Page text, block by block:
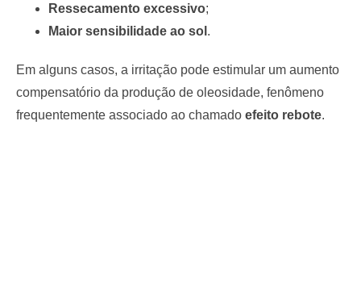
Ressecamento excessivo;
Maior sensibilidade ao sol .
Em alguns casos, a irritação pode estimular um aumento
compensatório da produção de oleosidade, fenômeno
frequentemente associado ao chamado efeito rebote.